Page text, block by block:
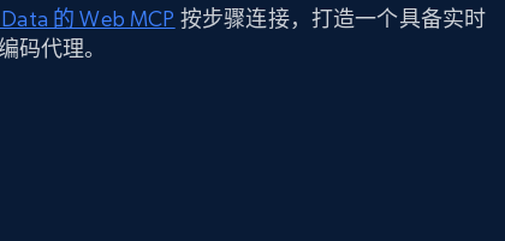
的 Web MCP 按步骤连接，打造一个具备实时
码代理。